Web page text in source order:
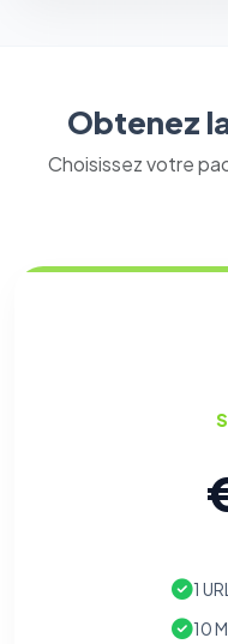
Obtenez
Choisissez votre
1
10